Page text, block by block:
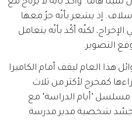
شيئاً هاماً. وأكّد بأنّه لا يرتاح مع
سلاف. إذ يشعر بأنّه حرٌ معها
لكنّه أكّد بأنّه يتعامل
التصوير.
هذا العام ليقف أمام الكاميرا
كمخرج لأكثر من ثلاث
"أيام الدراسة" مع
شخصية مدير مدرسة